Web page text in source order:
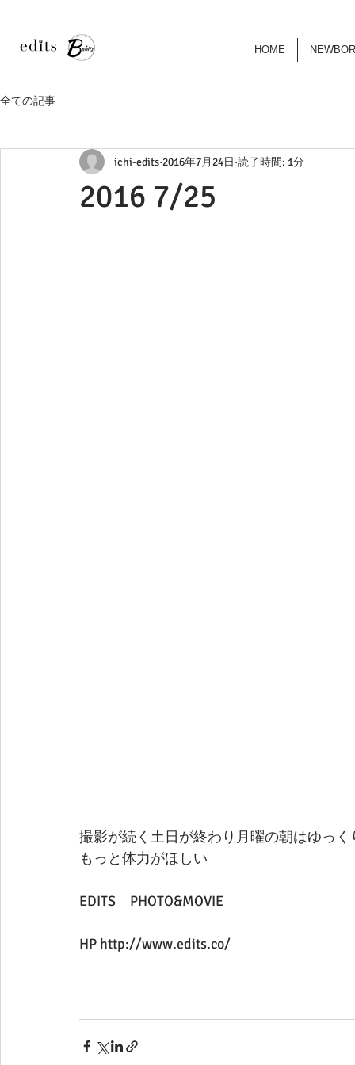
HOME
全ての記事
2016 7/25
ichi-edits 2016年7月24日 読了時間: 1分
撮影が続く土日が終わり月曜の朝はゆっ
もっと体力がほしい
EDITS　PHOTO&MOVIE
HP http://www.edits.co/